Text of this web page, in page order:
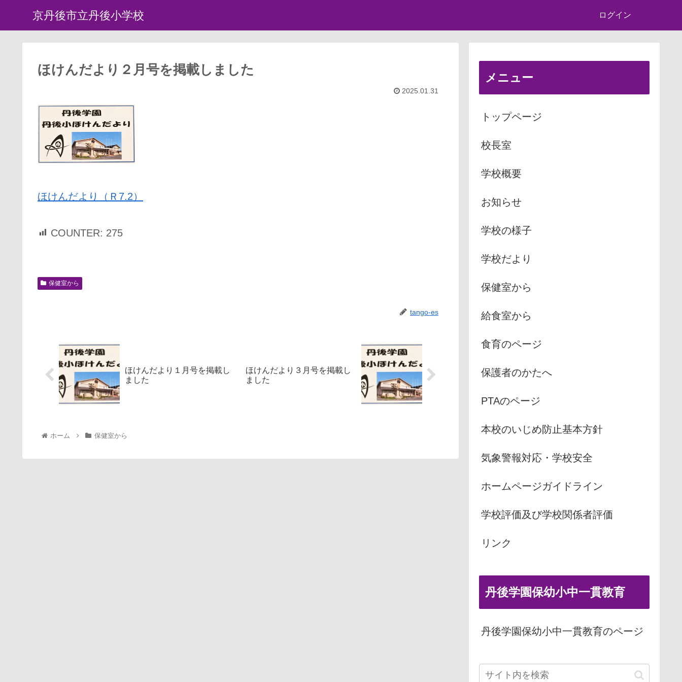
京丹後市立丹後小学校 ログイン
ほけんだより２月号を掲載しました
2025.01.31
ほけんだより（Ｒ7.2）
COUNTER: 275
保健室から
tango-es
ほけんだより１月号を掲載し
ました
ほけんだより３月号を掲載し
ました
ホーム 保健室から
メニュー
トップページ
校長室
学校概要
お知らせ
学校の様子
学校だより
保健室から
給食室から
食育のページ
保護者のかたへ
PTAのページ
本校のいじめ防止基本方針
気象警報対応・学校安全
ホームページガイドライン
学校評価及び学校関係者評価
リンク
丹後学園保幼小中一貫教育
丹後学園保幼小中一貫教育のページ